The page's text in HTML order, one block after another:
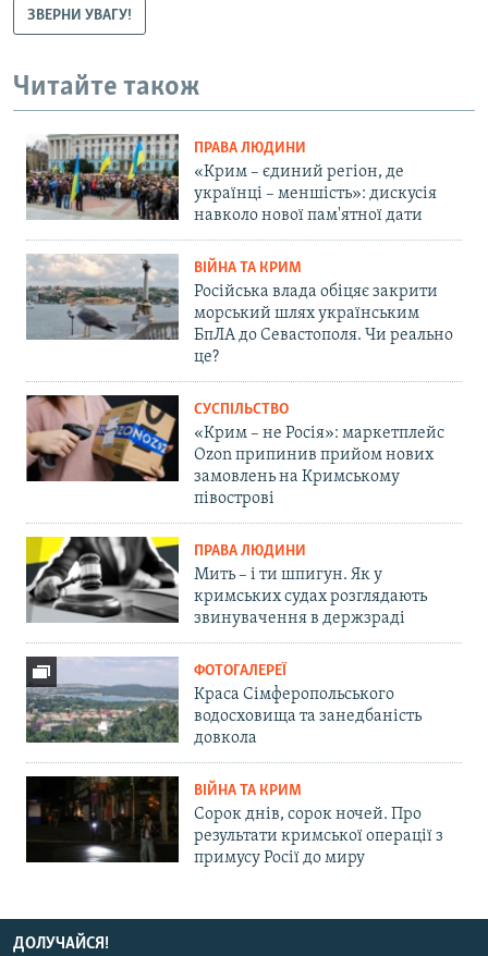
ЗВЕРНИ УВАГУ!
Читайте також
ПРАВА ЛЮДИНИ
«Крим – єдиний регіон, де
українці – меншість»: дискусія
навколо нової пам'ятної дати
ВІЙНА ТА КРИМ
Російська влада обіцяє закрити
морський шлях українським
БпЛА до Севастополя. Чи реально
це?
СУСПІЛЬСТВО
«Крим – не Росія»: маркетплейс
Ozon припинив прийом нових
замовлень на Кримському
півострові
ПРАВА ЛЮДИНИ
Мить – і ти шпигун. Як у
кримських судах розглядають
звинувачення в держзраді
ФОТОГАЛЕРЕЇ
Краса Сімферопольського
водосховища та занедбаність
довкола
ВІЙНА ТА КРИМ
Сорок днів, сорок ночей. Про
результати кримської операції з
примусу Росії до миру
ДОЛУЧАЙСЯ!